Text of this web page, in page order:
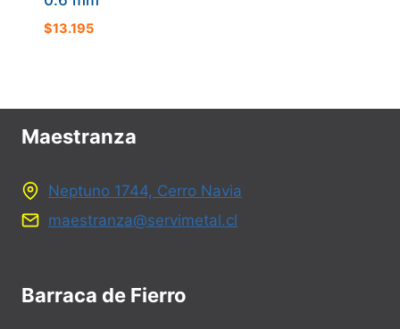
$13.195
Maestranza
Neptuno 1744, Cerro Navia
maestranza@servimetal.cl
Barraca de Fierro